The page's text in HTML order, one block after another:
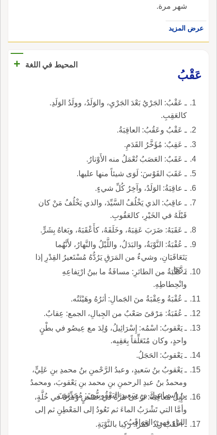
شهر مرة.
عرض المزيد
المحيط في اللغة
+
عَقْبُ
ـ عَقْبُ: الجَرْيُ بَعْدَ الجَرْيِ، والوَلَدُ، وولَدُ الوَلَدِ.
كالعَقِبِ.
ـ عَقْبُ وعَقُبُ: العاقِبَةُ.
ـ عَقِبٌ: مُؤَخَّرُ القَدَمِ.
ـ عَقَبٌ: العَصَبُ تُعْمَلُ منه الأَوْتارُ.
ـ عَقَبَ القَوْسَ: لَوَى شيئاً منها عليها.
ـ عاقِبَةُ: الوَلَدُ، وآخِرُ كُلِّ شيءٍ.
ـ عاقِبُ: الذي يَخْلُفُ السَّيِّدَ، والذي يَخْلُفُ مَنْ كان
قَبْلَهُ في الخَيْرِ، كالعَقُوبِ.
ـ عَقَبَهُ: ضَرَبَ عَقِبَهُ، وخَلَفَهُ، كأَعْقَبَهُ، وبَغاهُ بِشَرٍّ.
ـ عُقْبَةُ: النَّوْبَةُ، والبَدَلُ، واللَّيْلُ والنَّهارُ، لأَنَّهُما
يَتَعَاقَبَانِ، وشيءٌ من المَرَقِ يَرُدُّهُ مُسْتَعيرُ القِدْرِ إذا
رَدَّهَا.
ـ عُقْبَةُ من الطائرِ: مسافَةُ ما بينُ ارْتِفاعِهِ
وانْحِطاطِهِ.
ـ عُقْبَةُ وعِقْبَةُ منَ الجَمالِ: أثرُهُ وهَيْئَتُه.
ـ عُقَبَةُ: مَرْقىً صَعْبٌ من الجِبالِ، الجمع: عِقابٌ.
ـ يَعْقوبُ: اسْمُه: إِسْرَائِيلُ، وُلِدَ مع عِيصُو في بطْنٍ
واحدٍ، وكان مُتَعَلِّقاً بِعَقِبِه.
ـ يَعْقوبُ: الحَجَلُ.
ـ يَعْقوبُ بنُ سَعيدٍ، وعبدُ الرَّحْمنِ بنُ محمدِ بنِ عَلِيٍّ،
ومحمدُ بنُ عبدِ الرحمنِ بنِ محمد بنِ يَعْقوبَ، ومحمدُ
بنُ إسماعيلَ بنِ سَعِيدٍ اليَعْقُوبِيُّونَ: مُحَدِّثونَ.
ـ إِبِلٌ مُعاقِبَةٌ: تَرْعَى مَرَّةً في حَمْضٍ ومَرَّةً في خُلَّةٍ،
وأمَّا التي تَشْرَبُ الماءَ ثم تَعُودُ إلى المَعْطِنِ ثم إلى
الماءِ فهي: العَواقِبُ.ـ أعْقَبَ زَيْدٌ عَمْراً: رَكِبا بالنَّوْبَةِ.